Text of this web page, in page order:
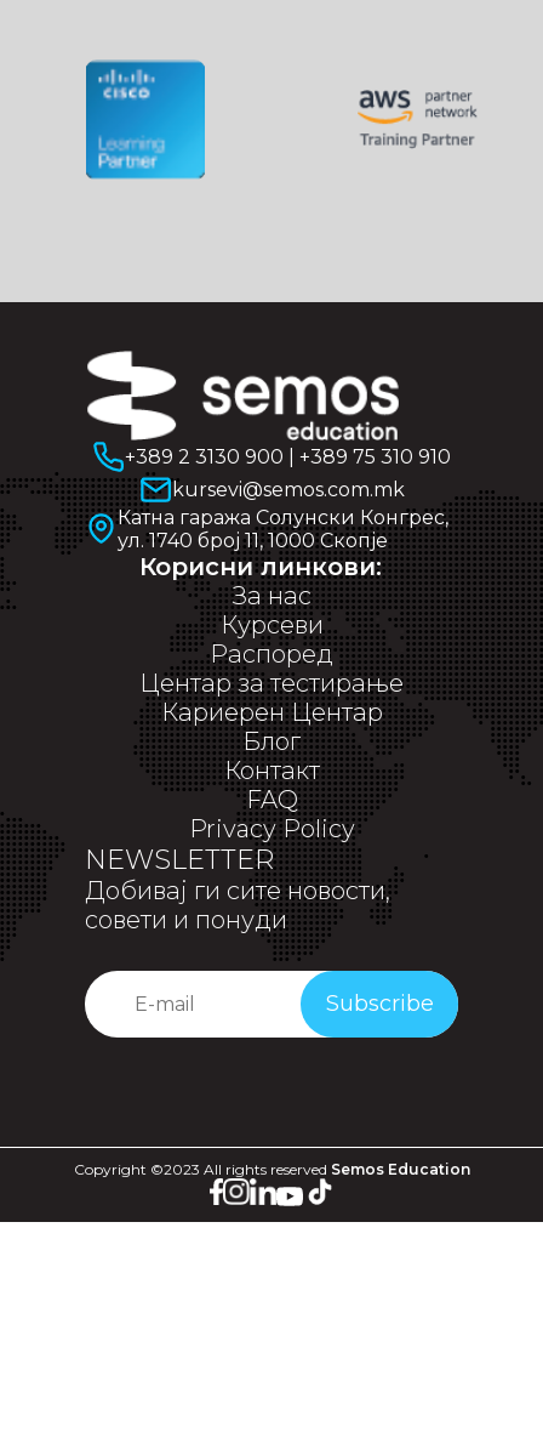
+389 2 3130 900
+389 75 310 910
kursevi@semos.com.mk
Катна гаража Солунски Конгрес,
ул. 1740 број 11, 1000 Скопје
Корисни линкови:
За нас
Курсеви
Распоред
Центар за тестирање
Кариерен Центар
Блог
Контакт
FAQ
Privacy Policy
NEWSLETTER
Добивај ги сите новости,
совети и понуди
Subscribe
Copyright ©2023 All rights reserved Semos Education